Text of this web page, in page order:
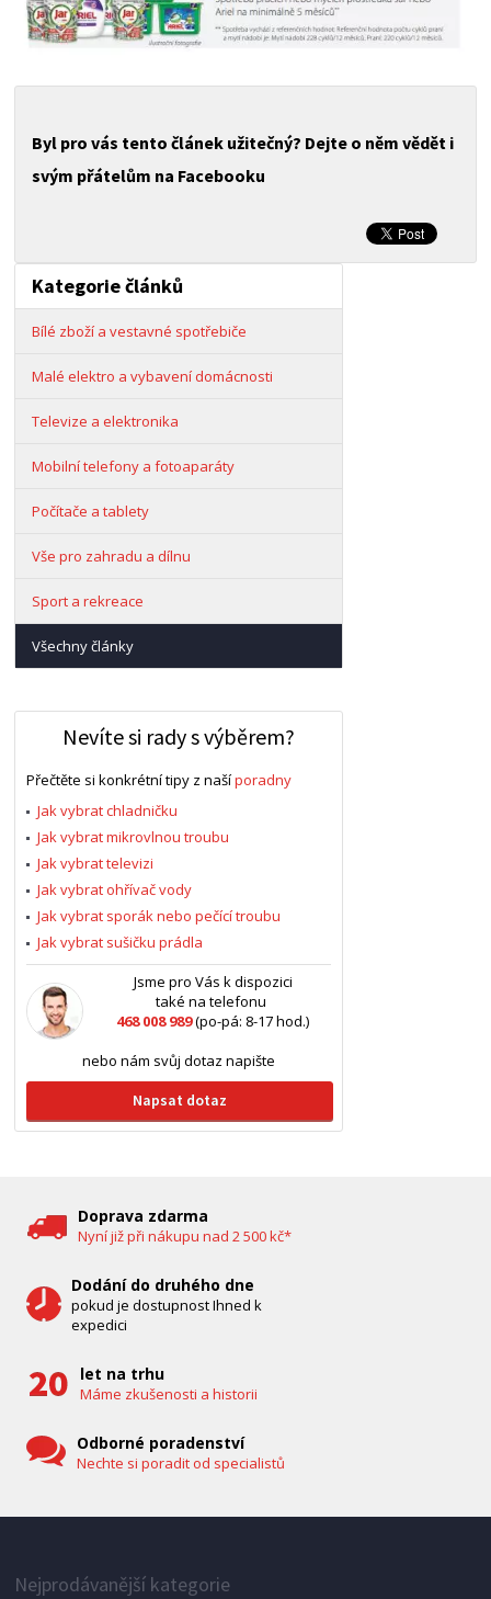
Byl pro vás tento článek užitečný? Dejte o něm vědět i
svým přátelům na Facebooku
Kategorie článků
Bílé zboží a vestavné spotřebiče
Malé elektro a vybavení domácnosti
Televize a elektronika
Mobilní telefony a fotoaparáty
Počítače a tablety
Vše pro zahradu a dílnu
Sport a rekreace
Všechny články
Nevíte si rady s výběrem?
Přečtěte si konkrétní tipy z našíporadny
Jak vybrat chladničku
Jak vybrat mikrovlnou troubu
Jak vybrat televizi
Jak vybrat ohřívač vody
Jak vybrat sporák nebo pečící troubu
Jak vybrat sušičku prádla
Jsme pro Vás k dispozici
také na telefonu
468 008 989(po-pá: 8-17 hod.)
nebo nám svůj dotaz napište
Napsat dotaz
Doprava zdarma
Nyní již při nákupu nad 2 500 kč*
Dodání do druhého dne
pokud je dostupnost Ihned k
expedici
let na trhu
Máme zkušenosti a historii
Odborné poradenství
Nechte si poradit od specialistů
Nejprodávanější kategorie